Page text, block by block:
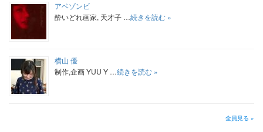
アベゾンビ
酔いどれ画家, 天才子 …続きを読む »
横山 優
制作,企画 YUU Y …続きを読む »
全員見る »